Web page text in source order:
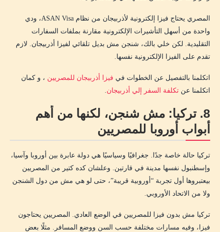
المصري يحتاج فيزا إلكترونية لأذربيجان من نظام ASAN Visa، ودي
واحدة من أسهل التأشيرات الإلكترونية مقارنة بملفات السفارات
التقليدية. لكن خلي بالك، شنجن مش بديل تلقائي لفيزا أذربيجان. لازم
تقدم على الفيزا الإلكترونية نفسها.
اتكلمنا بالتفصيل عن الخطوات في فيزا أذربيجان للمصريين ، و كمان
اتكلمنا عن تكلفة السفر إلي أذربيجان.
8. تركيا: مش شنجن، لكنها من أهم
أبواب أوروبا للمصريين
تركيا حالة خاصة جدًا. جغرافيًا وسياسيًا هي دولة عابرة بين أوروبا وآسيا،
وإسطنبول نفسها مدينة في قارتين. وعلشان كده كتير من المصريين
بيعتبروها أول تجربة “أوروبية قريبة”، حتى لو هي مش من دول الشنجن
ولا من الاتحاد الأوروبي.
تركيا مش بدون فيزا للمصريين في الوضع العادي. المصريين يحتاجون
فيزا، وفيه مسارات مختلفة حسب السن ووضع المسافر. مثلًا بعض